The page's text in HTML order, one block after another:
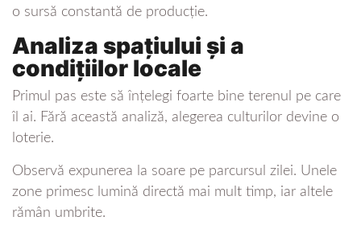
o sursă constantă de producție.
Analiza spațiului și a
condițiilor locale
Primul pas este să înțelegi foarte bine terenul pe care
îl ai. Fără această analiză, alegerea culturilor devine o
loterie.
Observă expunerea la soare pe parcursul zilei. Unele
zone primesc lumină directă mai mult timp, iar altele
rămân umbrite.